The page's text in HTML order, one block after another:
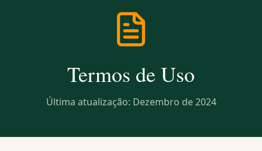
Termos de Uso
Última atualização: Dezembro de 2024